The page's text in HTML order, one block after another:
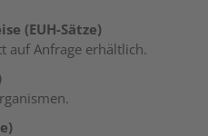
(EUH-Sätze)
auf Anfrage erhältlich.